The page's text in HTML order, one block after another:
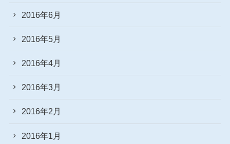
2016年6月
2016年5月
2016年4月
2016年3月
2016年2月
2016年1月